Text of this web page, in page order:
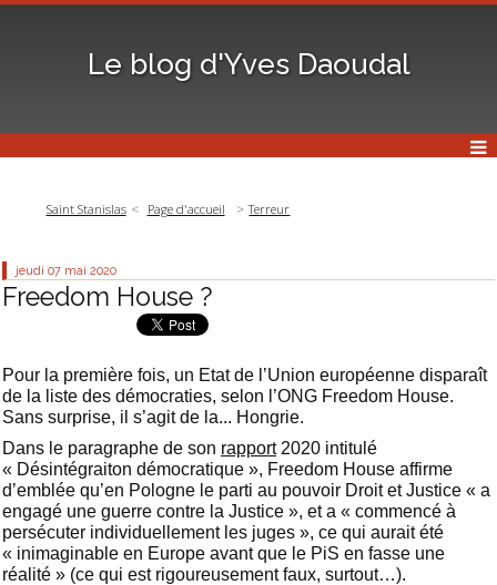
Le blog d'Yves Daoudal
Saint Stanislas Page d'accueil Terreur
jeudi 07 mai 2020
Freedom House ?
Pour la première fois, un Etat de l’Union européenne disparaît
de la liste des démocraties, selon l’ONG Freedom House.
Sans surprise, il s’agit de la... Hongrie.
Dans le paragraphe de son rapport2020 intitulé
« Désintégraiton démocratique », Freedom House affirme
d’emblée qu’en Pologne le parti au pouvoir Droit et Justice « a
engagé une guerre contre la Justice », et a « commencé à
persécuter individuellement les juges », ce qui aurait été
« inimaginable en Europe avant que le PiS en fasse une
réalité » (ce qui est rigoureusement faux, surtout…).